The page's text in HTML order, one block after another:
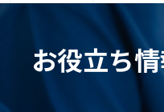
お役立ち